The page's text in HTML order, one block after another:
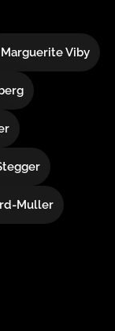
Marguerite Viby
Muller